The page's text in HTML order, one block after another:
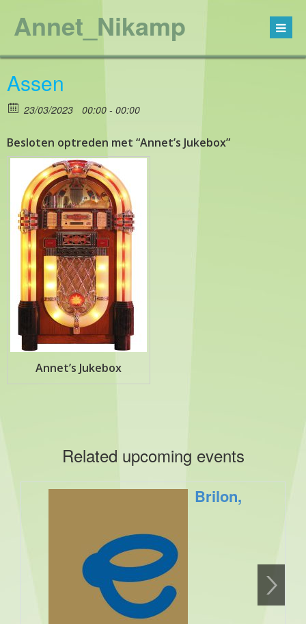
Annet_Nikamp
Assen
23/03/2023 00:00 - 00:00
Besloten optreden met “Annet’s Jukebox”
Annet’s Jukebox
Related upcoming events
Brilon,